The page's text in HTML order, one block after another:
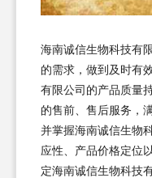
海南诚信生物科技有
的需求，做到及时有
有限公司的产品质量
的售前、售后服务，
并掌握海南诚信生物
应性、产品价格定位
定海南诚信生物科技